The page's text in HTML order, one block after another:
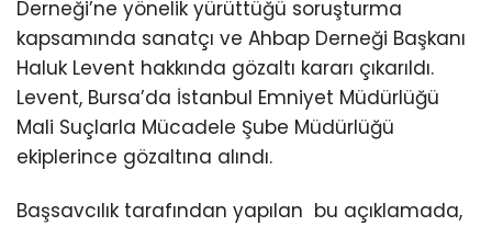
Derneği’ne yönelik yürüttüğü soruşturma
kapsamında sanatçı ve Ahbap Derneği Başkanı
Haluk Levent hakkında gözaltı kararı çıkarıldı.
Levent, Bursa’da İstanbul Emniyet Müdürlüğü
Mali Suçlarla Mücadele Şube Müdürlüğü
ekiplerince gözaltına alındı.
Başsavcılık tarafından yapılan bu açıklamada,